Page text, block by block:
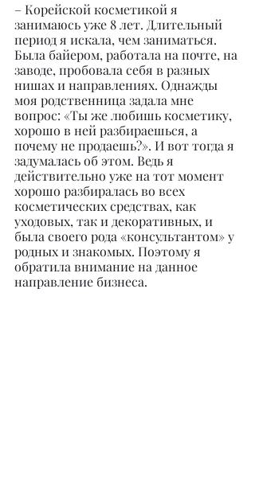
– Корейской косметикой я
занимаюсь уже 8 лет. Длительный
период я искала, чем заниматься.
Была байером, работала на почте, на
заводе, пробовала себя в разных
нишах и направлениях. Однажды
моя родственница задала мне
вопрос: «Ты же любишь косметику,
хорошо в ней разбираешься, а
почему не продаешь?». И вот тогда я
задумалась об этом. Ведь я
действительно уже на тот момент
хорошо разбиралась во всех
косметических средствах, как
уходовых, так и декоративных, и
была своего рода «консультантом» у
родных и знакомых. Поэтому я
обратила внимание на данное
направление бизнеса.